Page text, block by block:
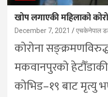
खोप लगाएकी महिलाको
December 7, 2021 एचकेनेपाल
कोरोना
मकवानपुरको
कोभिड–१९ बाट मृत्यु